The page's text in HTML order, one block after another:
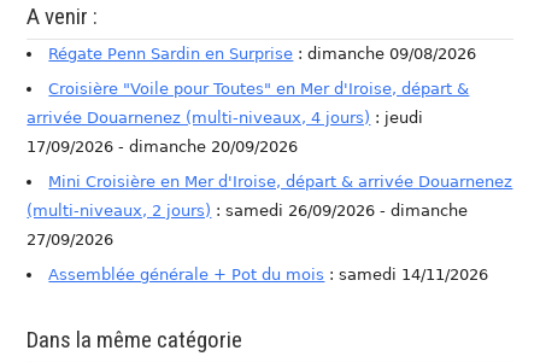
A venir :
Régate Penn Sardin en Surprise : dimanche 09/08/2026
Croisière "Voile pour Toutes" en Mer d'Iroise, départ &
arrivée Douarnenez (multi-niveaux, 4 jours) : jeudi
17/09/2026 - dimanche 20/09/2026
Mini Croisière en Mer d'Iroise, départ & arrivée Douarnenez
(multi-niveaux, 2 jours) : samedi 26/09/2026 - dimanche
27/09/2026
Assemblée générale + Pot du mois : samedi 14/11/2026
Dans la même catégorie